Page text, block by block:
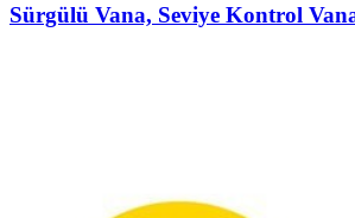
Sürgülü Vana, Seviye Kontrol